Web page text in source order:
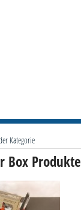
Kategorie
Box Produkte